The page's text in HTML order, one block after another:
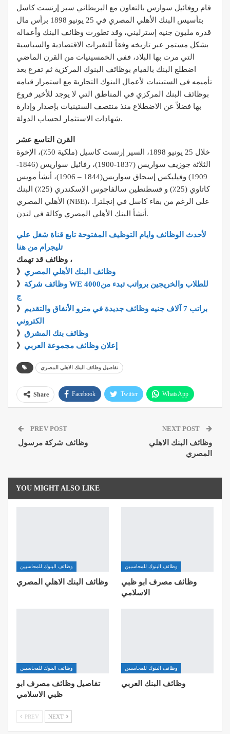
قام روفائيل سوارس بالتعاون مع البريطاني سير إرنست كاسل
بتأسيس البنك الأهلي المصري في 25 يونيو 1898 برأس مال
قدره مليون جنيه إسترليني، وقد تطورت وظائف البنك وأعماله
بشكل مستمر عبر تاريخه وفقاً للتغيرات الاقتصادية والسياسية
التي مرت بها البلاد، ففى الخمسينيات من القرن الماضي
اضطلع البنك بالقيام بوظائف البنوك المركزية ثم تفرغ بعد
تأميمه في الستينيات لأعمال البنوك التجارية مع استمرار قيامه
بوظائف البنك المركزي في المناطق التي لا يوجد للأخير فروع
بها فضلاً عن الاضطلاع منذ منتصف الستينيات بإصدار وإدارة
شهادات الاستثمار لحساب الدولة.
القرن التاسع عشر
خلال 25 يونيو 1898، السير إرنست كاسيل (ملكية 50٪)، الإخوة
الثلاثة جوزيف سواريس (1837-1900)، رفائيل سواريس (1846-
1909) وفيليكس إسحاق سواريس(1844 – 1906)، أنشأ مويس
كاتاوي (25٪) و قسطنطين سالفاجوس الإسكندري (25٪) البنك
الأهلي المصري (NBE)، على الرغم من بقاء كاسل في إنجلترا.
أنشأ البنك الأهلي المصري وكالة في لندن.
لأحدث الوظائف وايام التوظيف المفتوحة تابع قناة شغل علي
تليجرام من هنا
وظائف قد تهمك ،
》 وظائف البنك الأهلي المصري
》 وظائف شركة WE للطلاب والخريجين برواتب تبدء من4000
ج
》 براتب 7 آلاف جنيه وظائف جديدة في مترو الأنفاق والتقديم
الكتروني
》 وظائف بنك المشرق
》 إعلان وظائف مجموعة العربي
تفاصيل وظائف البنك الاهلي المصري
Share Facebook Twitter WhatsApp
ReddIt
PREV POST
وظائف شركة مرسول
NEXT POST
وظائف البنك الاهلي
المصري
YOU MIGHT ALSO LIKE
وظائف البنوك للمحاسبين
وظائف البنك الاهلي المصري
وظائف البنوك للمحاسبين
وظائف مصرف ابو ظبي
الاسلامي
وظائف البنوك للمحاسبين
تفاصيل وظائف مصرف ابو
ظبي الاسلامي
وظائف البنوك للمحاسبين
وظائف البنك العربي
PREV NEXT